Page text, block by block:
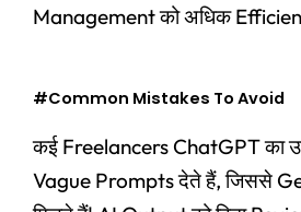
Management को अधिक
#Common Mistakes To Avoid
कई Freelancers ChatGPT का
Vague Prompts देते हैं, जिससे